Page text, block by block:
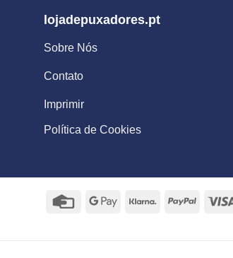
lojadepuxadores.pt
Sobre Nós
Contato
Imprimir
Política de Cookies
Credit
Google Klarna PayPal